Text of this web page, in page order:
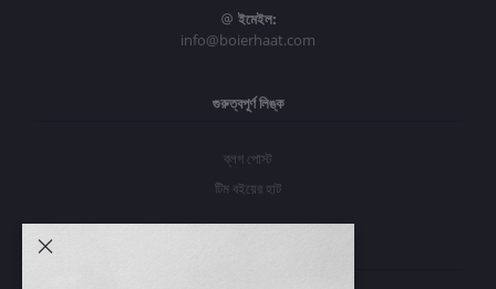
ইমেইল:
info@boierhaat.com
গুরুত্বপূর্ণ লিঙ্ক
ব্লগ পোস্ট
টিম বইয়ের হাট